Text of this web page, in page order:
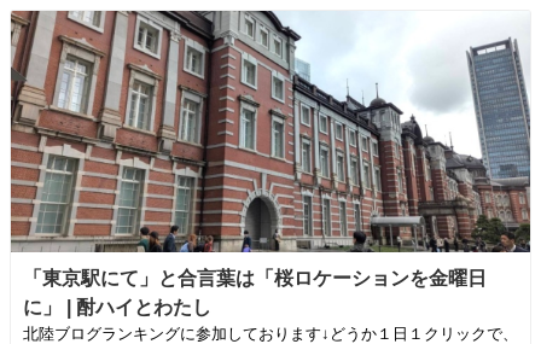
「東京駅にて」と合言葉は「桜ロケーションを金曜日
に」 | 酎ハイとわたし
北陸ブログランキングに参加しております↓どうか１日１クリックで、